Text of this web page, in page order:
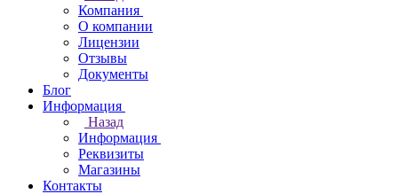
Компания
О компании
Лицензии
Отзывы
Документы
Блог
Информация
Назад
Информация
Реквизиты
Магазины
Контакты